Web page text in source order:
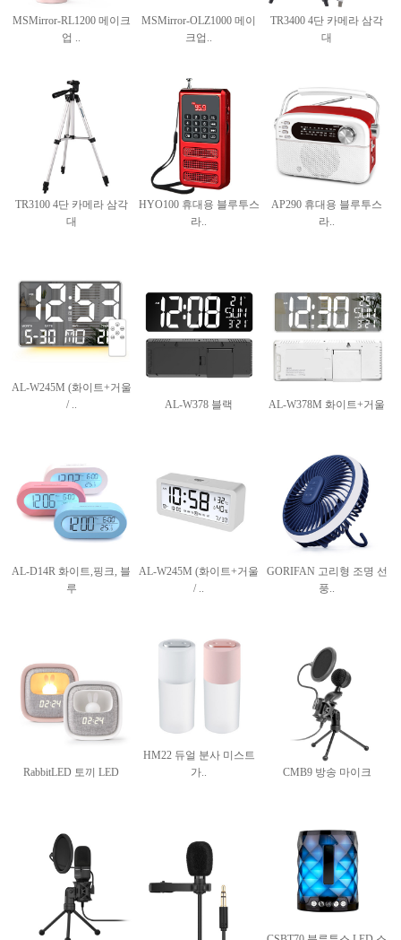
MSMirror-RL1200 메이크
업 ..
MSMirror-OLZ1000 메이
크업..
TR3400 4단 카메라 삼각
대
TR3100 4단 카메라 삼각
대
HYO100 휴대용 블루투스
라..
AP290 휴대용 블루투스
라..
AL-W245M (화이트+거울
/ ..
AL-W378 블랙 AL-W378M 화이트+거울
AL-D14R 화이트,핑크, 블
루
AL-W245M (화이트+거울
/ ..
GORIFAN 고리형 조명 선
풍..
RabbitLED 토끼 LED
HM22 듀얼 분사 미스트
가..
CMB9 방송 마이크